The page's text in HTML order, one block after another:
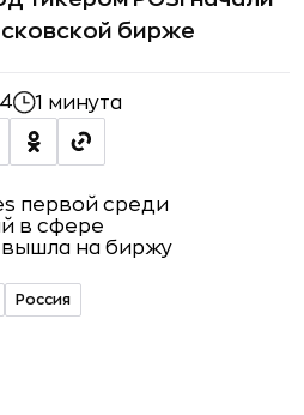
бирже
1 минута
Россия